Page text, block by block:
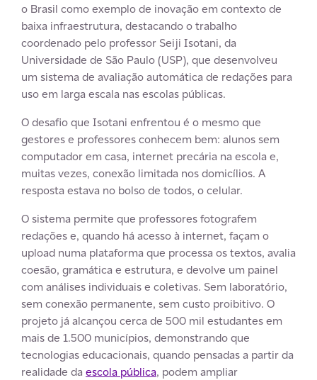
o Brasil como exemplo de inovação em contexto de
baixa infraestrutura, destacando o trabalho
coordenado pelo professor Seiji Isotani, da
Universidade de São Paulo (USP), que desenvolveu
um sistema de avaliação automática de redações para
uso em larga escala nas escolas públicas.
O desafio que Isotani enfrentou é o mesmo que
gestores e professores conhecem bem: alunos sem
computador em casa, internet precária na escola e,
muitas vezes, conexão limitada nos domicílios. A
resposta estava no bolso de todos, o celular.
O sistema permite que professores fotografem
redações e, quando há acesso à internet, façam o
upload numa plataforma que processa os textos, avalia
coesão, gramática e estrutura, e devolve um painel
com análises individuais e coletivas. Sem laboratório,
sem conexão permanente, sem custo proibitivo. O
projeto já alcançou cerca de 500 mil estudantes em
mais de 1.500 municípios, demonstrando que
tecnologias educacionais, quando pensadas a partir da
realidade da escola pública, podem ampliar